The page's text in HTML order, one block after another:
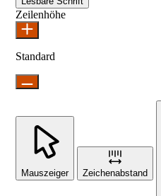
Zeilenhöhe
Standard
Mauszeiger Zeichenabstand